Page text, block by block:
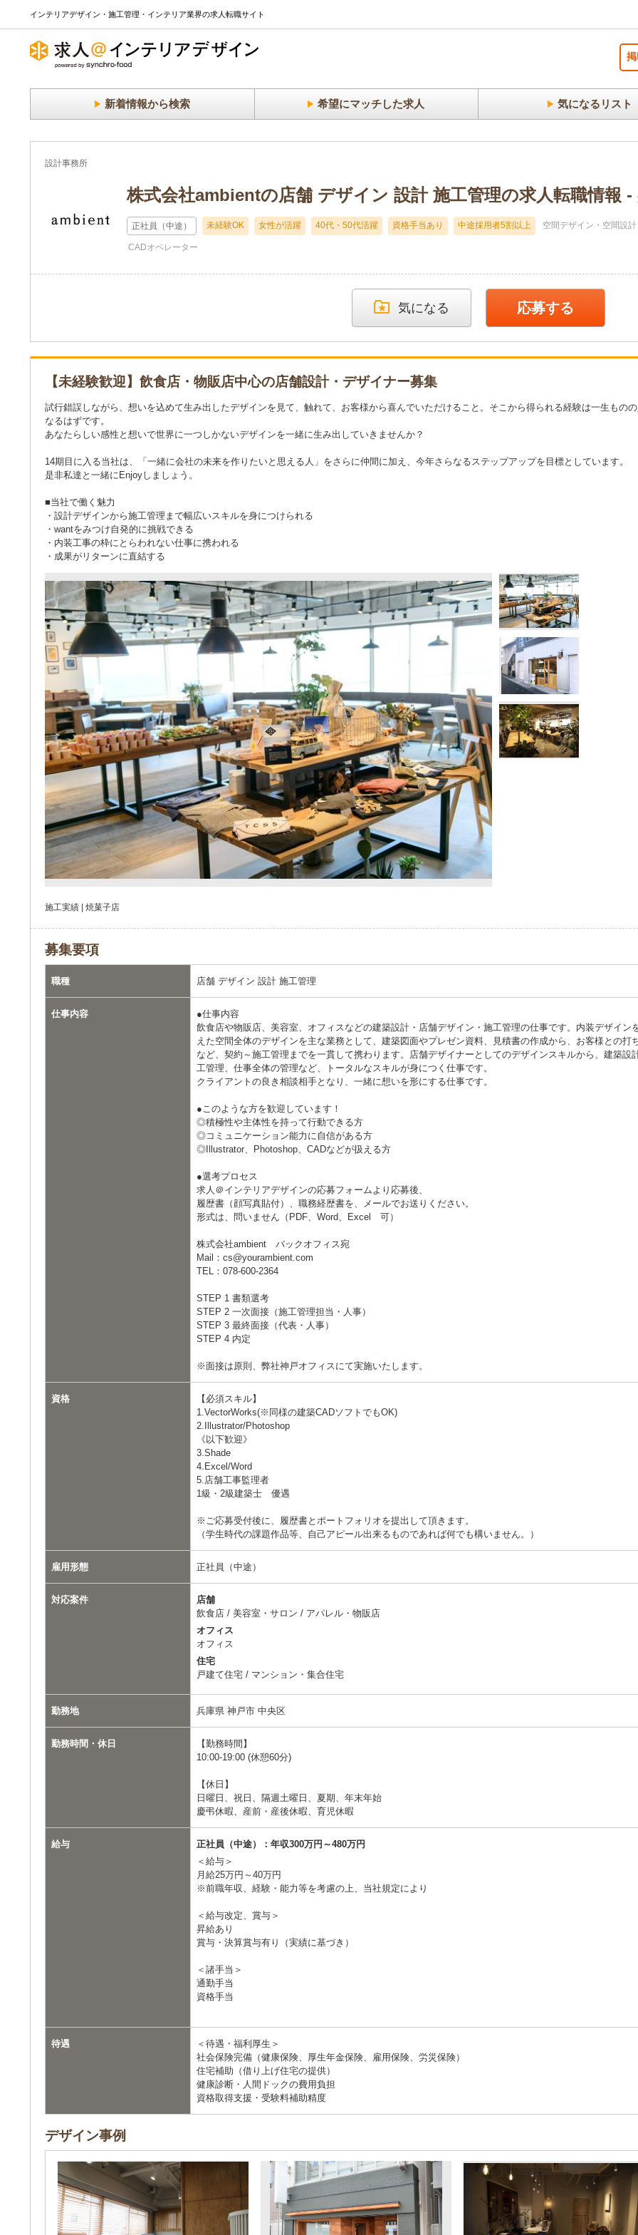
インテリアデザイン・施工管理・インテリア業界の求人転職サイト
新着情報から検索 希望にマッチした求人 気になるリスト
設計事務所
株式会社ambientの店舗 デザイン 設計 施工管理の求人転職情報 -
正社員（中途） 未経験OK 女性が活躍 40代・50代活躍 資格手当あり 中途採用者5割以上 空間デザイン・空間設計
CADオペレーター
気になる 応募する
【未経験歓迎】飲食店・物販店中心の店舗設計・デザイナー募集
試行錯誤しながら、想いを込めて生み出したデザインを見て、触れて、お客様から喜んでいただけること。そこから得られる経験は一生ものの
なるはずです。
あなたらしい感性と想いで世界に一つしかないデザインを一緒に生み出していきませんか？
14期目に入る当社は、「一緒に会社の未来を作りたいと思える人」をさらに仲間に加え、今年さらなるステップアップを目標としています。
是非私達と一緒にEnjoyしましょう。
■当社で働く魅力
・設計デザインから施工管理まで幅広いスキルを身につけられる
・wantをみつけ自発的に挑戦できる
・内装工事の枠にとらわれない仕事に携われる
・成果がリターンに直結する
施工実績 | 焼菓子店
募集要項
職種 店舗 デザイン 設計 施工管理
仕事内容
●仕事内容
飲食店や物販店、美容室、オフィスなどの建築設計・店舗デザイン・施工管理の仕事です。内装デザイン
えた空間全体のデザインを主な業務として、建築図面やプレゼン資料、見積書の作成から、お客様との打
など、契約～施工管理までを一貫して携わります。店舗デザイナーとしてのデザインスキルから、建築設
工管理、仕事全体の管理など、トータルなスキルが身につく仕事です。
クライアントの良き相談相手となり、一緒に想いを形にする仕事です。
●このような方を歓迎しています！
◎積極性や主体性を持って行動できる方
◎コミュニケーション能力に自信がある方
◎Illustrator、Photoshop、CADなどが扱える方
●選考プロセス
求人＠インテリアデザインの応募フォームより応募後、
履歴書（顔写真貼付）、職務経歴書を、メールでお送りください。
形式は、問いません（PDF、Word、Excel 可）
株式会社ambient バックオフィス宛
Mail：cs@yourambient.com
TEL：078-600-2364
STEP 1 書類選考
STEP 2 一次面接（施工管理担当・人事）
STEP 3 最終面接（代表・人事）
STEP 4 内定
※面接は原則、弊社神戸オフィスにて実施いたします。
資格
【必須スキル】
1.VectorWorks(※同様の建築CADソフトでもOK)
2.Illustrator/Photoshop
《以下歓迎》
3.Shade
4.Excel/Word
5.店舗工事監理者
1級・2級建築士 優遇
※ご応募受付後に、履歴書とポートフォリオを提出して頂きます。
（学生時代の課題作品等、自己アピール出来るものであれば何でも構いません。）
雇用形態 正社員（中途）
対応案件
店舗
飲食店 / 美容室・サロン / アパレル・物販店
オフィス
オフィス
住宅
戸建て住宅 / マンション・集合住宅
勤務地 兵庫県 神戸市 中央区
勤務時間・休日
【勤務時間】
10:00-19:00 (休憩60分)
【休日】
日曜日、祝日、隔週土曜日、夏期、年末年始
慶弔休暇、産前・産後休暇、育児休暇
給与
正社員（中途）：年収300万円～480万円
＜給与＞
月給25万円～40万円
※前職年収、経験・能力等を考慮の上、当社規定により
＜給与改定、賞与＞
昇給あり
賞与・決算賞与有り（実績に基づき）
＜諸手当＞
通勤手当
資格手当
待遇
＜待遇・福利厚生＞
社会保険完備（健康保険、厚生年金保険、雇用保険、労災保険）
住宅補助（借り上げ住宅の提供）
健康診断・人間ドックの費用負担
資格取得支援・受験料補助精度
デザイン事例